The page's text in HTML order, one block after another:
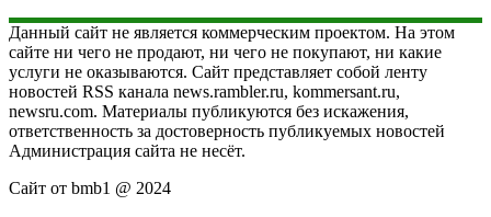
Данный сайт не является коммерческим проектом. На этом
сайте ни чего не продают, ни чего не покупают, ни какие
услуги не оказываются. Сайт представляет собой ленту
новостей RSS канала news.rambler.ru, kommersant.ru,
newsru.com. Материалы публикуются без искажения,
ответственность за достоверность публикуемых новостей
Администрация сайта не несёт.
Сайт от bmb1 @ 2024